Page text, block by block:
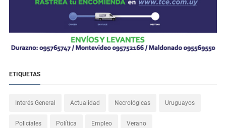
ETIQUETAS
Interés General Actualidad Necrológicas Uruguayos
Policiales Política Empleo Verano